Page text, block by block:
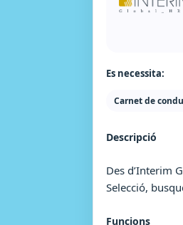
Es necessita:
Carnet de
Descripció
Des d’Interim
Selecció,
Funcions